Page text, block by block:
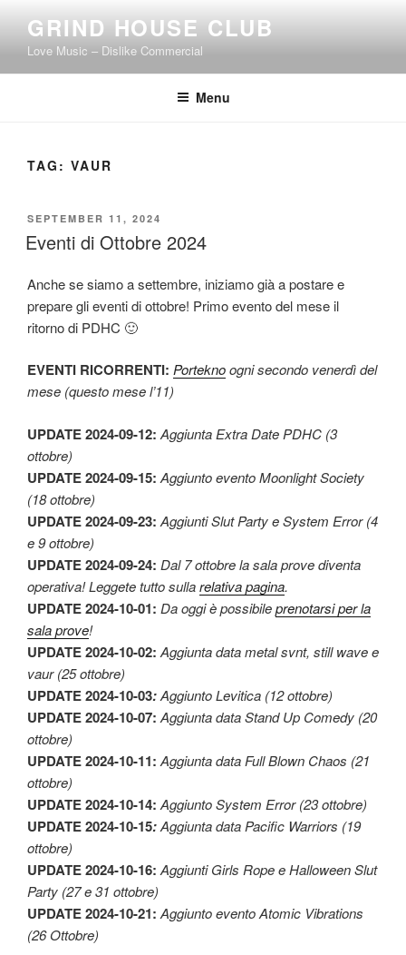
content
GRIND HOUSE CLUB
Love Music – Dislike Commercial
Menu
TAG: VAUR
POSTED
ON
SEPTEMBER 11, 2024
Eventi di Ottobre 2024
Anche se siamo a settembre, iniziamo già a postare e
prepare gli eventi di ottobre! Primo evento del mese il
ritorno di PDHC 🙂
EVENTI RICORRENTI: Porteknoogni secondo venerdì del
mese (questo mese l’11)
UPDATE 2024-09-12: Aggiunta Extra Date PDHC (3
ottobre)
UPDATE 2024-09-15: Aggiunto evento Moonlight Society
(18 ottobre)
UPDATE 2024-09-23: Aggiunti Slut Party e System Error (4
e 9 ottobre)
UPDATE 2024-09-24: Dal 7 ottobre la sala prove diventa
operativa! Leggete tutto sullarelativa pagina.
UPDATE 2024-10-01: Da oggi è possibileprenotarsi per la
sala prove!
UPDATE 2024-10-02: Aggiunta data metal svnt, still wave e
vaur (25 ottobre)
UPDATE 2024-10-03:Aggiunto Levitica (12 ottobre)
UPDATE 2024-10-07: Aggiunta data Stand Up Comedy (20
ottobre)
UPDATE 2024-10-11: Aggiunta data Full Blown Chaos (21
ottobre)
UPDATE 2024-10-14: Aggiunto System Error (23 ottobre)
UPDATE 2024-10-15:Aggiunta data Pacific Warriors (19
ottobre)
UPDATE 2024-10-16: Aggiunti Girls Rope e Halloween Slut
Party (27 e 31 ottobre)
UPDATE 2024-10-21: Aggiunto evento Atomic Vibrations
(26 Ottobre)